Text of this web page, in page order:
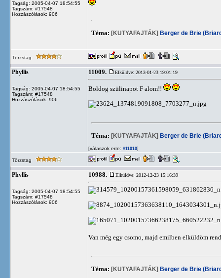
Tagság: 2005-04-07 18:54:55
Tagszám: #17548
Hozzászólások: 906
Téma: [KUTYAFAJTÁK] Berger de Brie
Törzstag
Phyllis
Tagság: 2005-04-07 18:54:55
Tagszám: #17548
Hozzászólások: 906
11009. Elküldve: 2013-01-23 19:01:19
Boldog szülinapot F alom!!
Téma: [KUTYAFAJTÁK] Berger de Brie
[válaszok erre: #11010]
Törzstag
Phyllis
Tagság: 2005-04-07 18:54:55
Tagszám: #17548
Hozzászólások: 906
10988. Elküldve: 2012-12-23 15:16:39
Van még egy csomo, majd emilben elküldöm
Téma: [KUTYAFAJTÁK] Berger de Brie